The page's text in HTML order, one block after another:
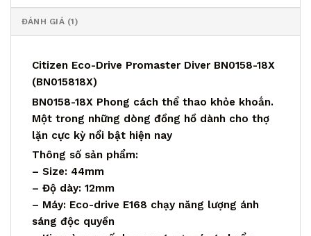
ĐÁNH GIÁ (1)
Citizen Eco-Drive Promaster Diver BN0158-18X
(BN015818X)
BN0158-18X Phong cách thể thao khỏe khoắn.
Một trong những dòng đồng hồ dành cho thợ
lặn cực kỳ nổi bật hiện nay
Thông số sản phẩm:
– Size: 44mm
– Độ dày: 12mm
– Máy: Eco-drive E168 chạy năng lượng ánh
sáng độc quyền